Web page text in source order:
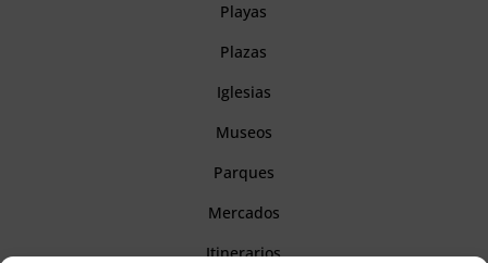
Playas
Plazas
Iglesias
Museos
Parques
Mercados
Itinerarios